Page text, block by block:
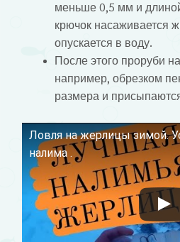
меньше 0,5 мм и
крючок насаживается
опускается в воду.
После этого проруби
например, обрезком
размера и
Ловля на жерлицы зимой.
налима .
Смотрите это видео на YouTube